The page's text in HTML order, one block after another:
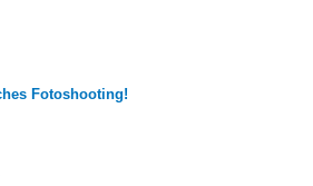
Fotoshooting!